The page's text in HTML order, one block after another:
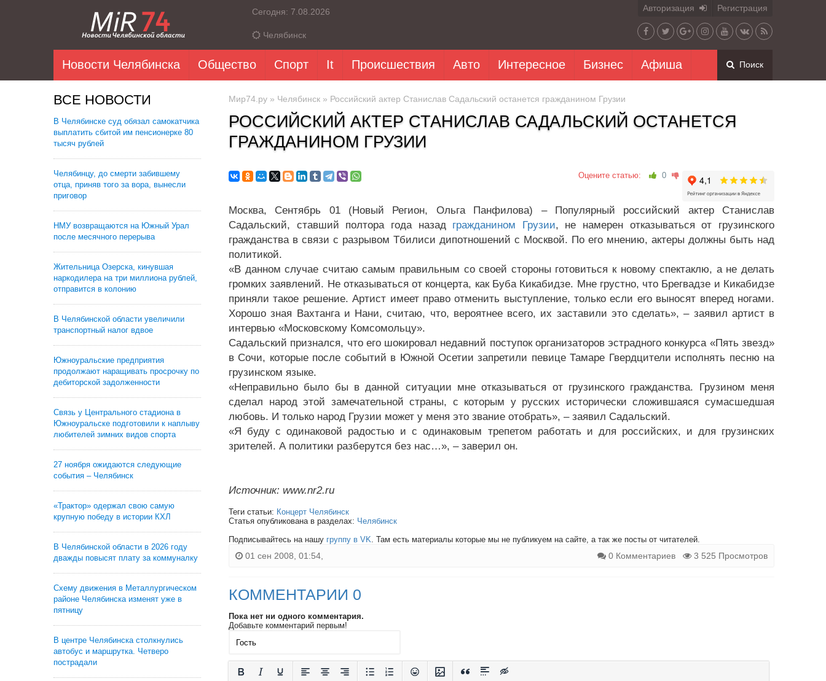
Сегодня: 7.08.2026
Челябинск
Авторизация Регистрация
Новости Челябинска Общество Спорт It Происшествия Авто Интересное Бизнес Афиша Поиск
ВСЕ НОВОСТИ
В Челябинске суд обязал самокатчика
выплатить сбитой им пенсионерке 80
тысяч рублей
Челябинцу, до смерти забившему
отца, приняв того за вора, вынесли
приговор
НМУ возвращаются на Южный Урал
после месячного перерыва
Жительница Озерска, кинувшая
наркодилера на три миллиона рублей,
отправится в колонию
В Челябинской области увеличили
транспортный налог вдвое
Южноуральские предприятия
продолжают наращивать просрочку по
дебиторской задолженности
Связь у Центрального стадиона в
Южноуральске подготовили к наплыву
любителей зимних видов спорта
27 ноября ожидаются следующие
события – Челябинск
«Трактор» одержал свою самую
крупную победу в истории КХЛ
В Челябинской области в 2026 году
дважды повысят плату за коммуналку
Схему движения в Металлургическом
районе Челябинска изменят уже в
пятницу
В центре Челябинска столкнулись
автобус и маршрутка. Четверо
пострадали
Мир74.ру » Челябинск » Российский актер Станислав Садальский останется гражданином Грузии
РОССИЙСКИЙ АКТЕР СТАНИСЛАВ САДАЛЬСКИЙ ОСТАНЕТСЯ
ГРАЖДАНИНОМ ГРУЗИИ
Оцените статью: 0
Москва, Сентябрь 01 (Новый Регион, Ольга Панфилова) – Популярный российский актер Станислав
Садальский, ставший полтора года назад гражданином Грузии, не намерен отказываться от грузинского
гражданства в связи с разрывом Тбилиси дипотношений с Москвой. По его мнению, актеры должны быть над
политикой.
«В данном случае считаю самым правильным со своей стороны готовиться к новому спектаклю, а не делать
громких заявлений. Не отказываться от концерта, как Буба Кикабидзе. Мне грустно, что Брегвадзе и Кикабидзе
приняли такое решение. Артист имеет право отменить выступление, только если его выносят вперед ногами.
Хорошо зная Вахтанга и Нани, считаю, что, вероятнее всего, их заставили это сделать», – заявил артист в
интервью «Московскому Комсомольцу».
Садальский признался, что его шокировал недавний поступок организаторов эстрадного конкурса «Пять звезд»
в Сочи, которые после событий в Южной Осетии запретили певице Тамаре Гвердцители исполнять песню на
грузинском языке.
«Неправильно было бы в данной ситуации мне отказываться от грузинского гражданства. Грузином меня
сделал народ этой замечательной страны, с которым у русских исторически сложившаяся сумасшедшая
любовь. И только народ Грузии может у меня это звание отобрать», – заявил Садальский.
«Я буду с одинаковой радостью и с одинаковым трепетом работать и для российских, и для грузинских
зрителей. А политики разберутся без нас…», – заверил он.
Источник: www.nr2.ru
Теги статьи: Концерт Челябинск
Статья опубликована в разделах: Челябинск
Подписывайтесь на нашу группу в VK. Там есть материалы которые мы не публикуем на сайте, а так же посты от читателей.
01 сен 2008, 01:54, 0 Комментариев 3 525 Просмотров
КОММЕНТАРИИ 0
Пока нет ни одного комментария.
Добавьте комментарий первым!